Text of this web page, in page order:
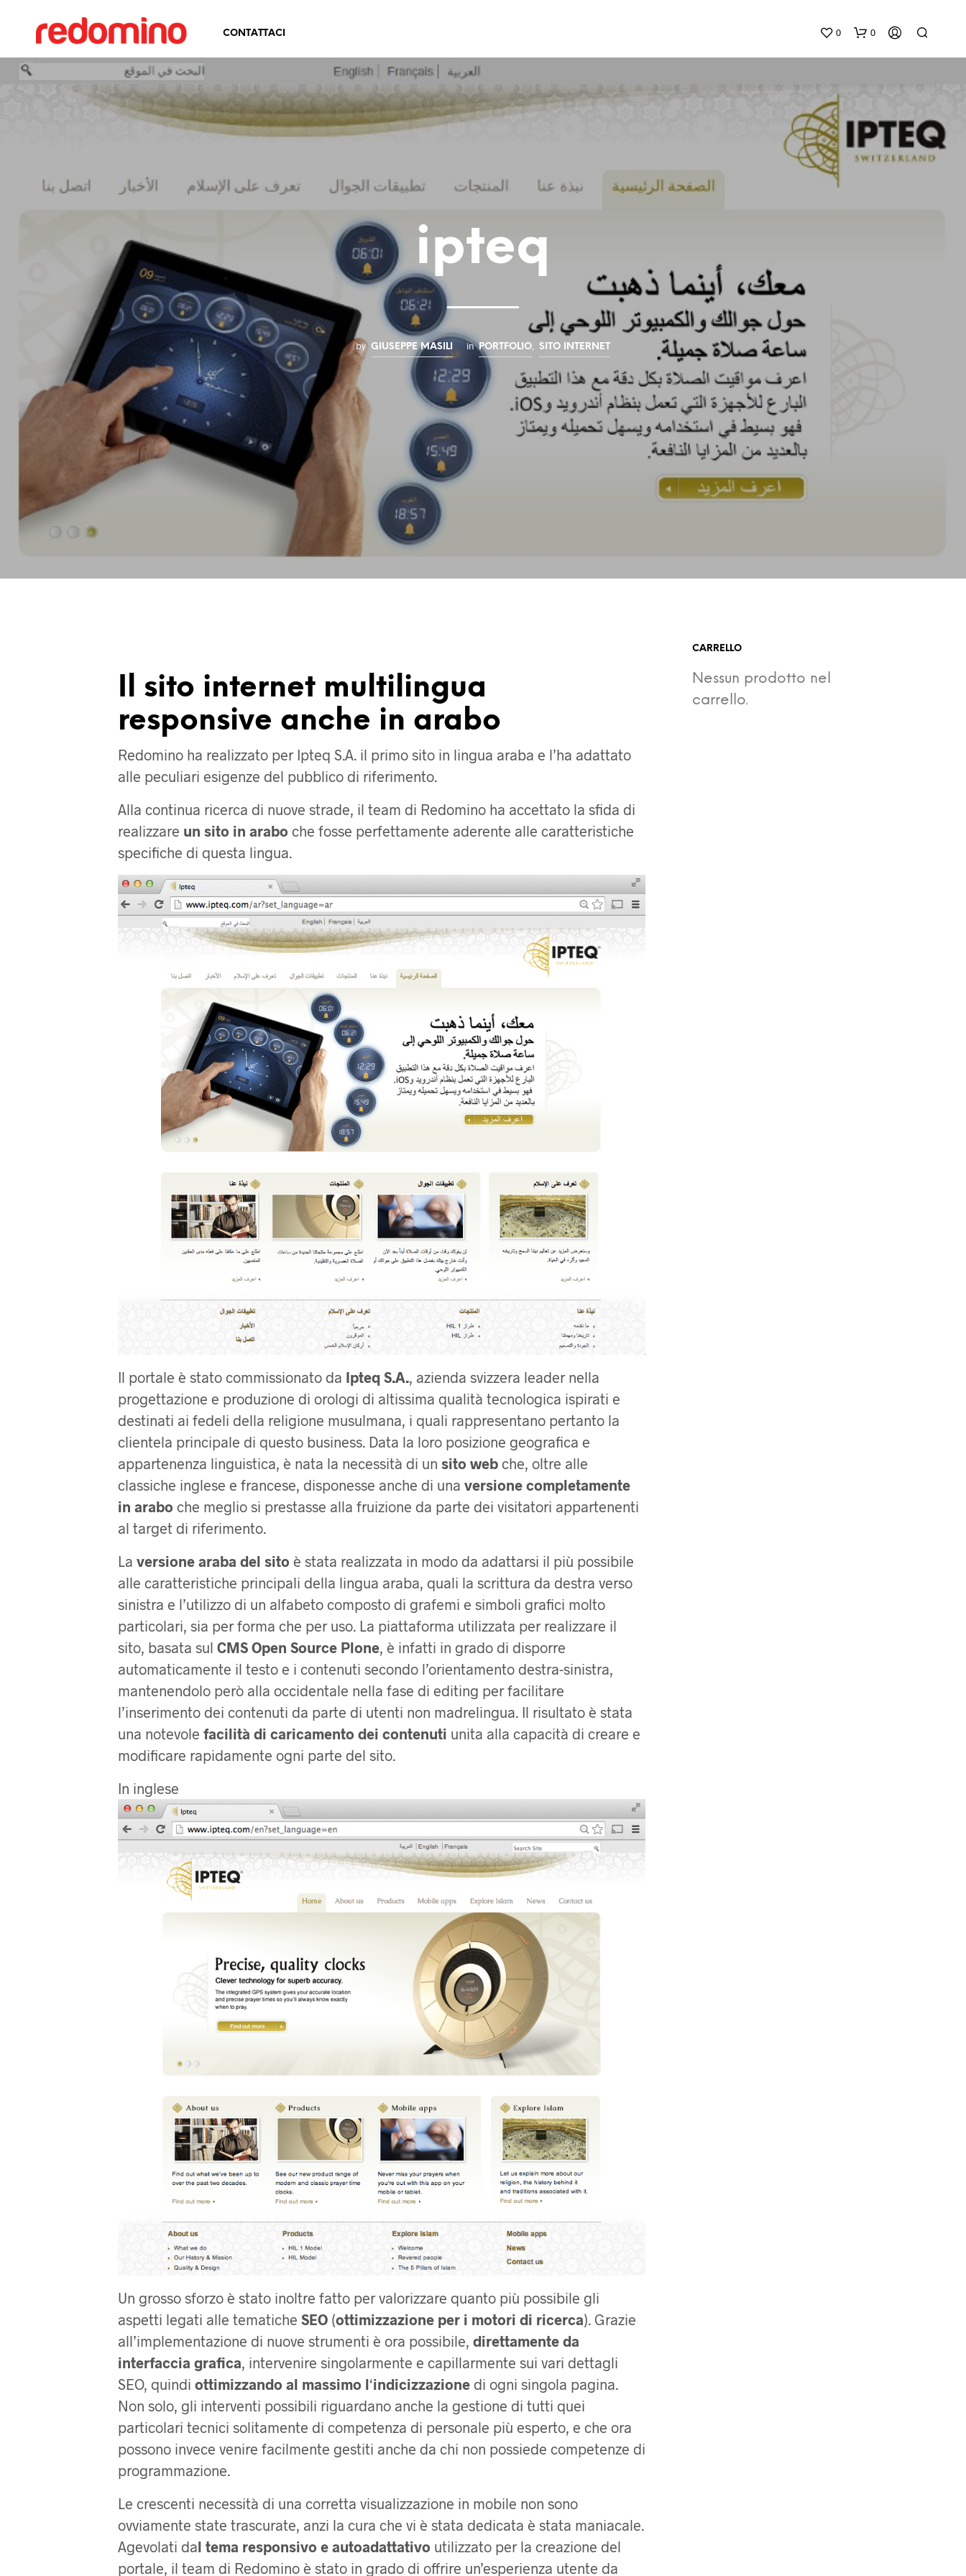
CONTATTACI 0 0
ipteq
by GIUSEPPE MASILI in PORTFOLIO, SITO INTERNET
Il sito internet multilingua
responsive anche in arabo
Redomino ha realizzato per Ipteq S.A. il primo sito in lingua araba e l’ha adattato
alle peculiari esigenze del pubblico di riferimento.
Alla continua ricerca di nuove strade, il team di Redomino ha accettato la sfida di
realizzare un sito in arabo che fosse perfettamente aderente alle caratteristiche
specifiche di questa lingua.
Il portale è stato commissionato da Ipteq S.A., azienda svizzera leader nella
progettazione e produzione di orologi di altissima qualità tecnologica ispirati e
destinati ai fedeli della religione musulmana, i quali rappresentano pertanto la
clientela principale di questo business. Data la loro posizione geografica e
appartenenza linguistica, è nata la necessità di un sito webche, oltre alle
classiche inglese e francese, disponesse anche di una versione completamente
in arabo che meglio si prestasse alla fruizione da parte dei visitatori appartenenti
al target di riferimento.
La versione araba del sito è stata realizzata in modo da adattarsi il più possibile
alle caratteristiche principali della lingua araba, quali la scrittura da destra verso
sinistra e l’utilizzo di un alfabeto composto di grafemi e simboli grafici molto
particolari, sia per forma che per uso. La piattaforma utilizzata per realizzare il
sito, basata sul CMS Open Source Plone, è infatti in grado di disporre
automaticamente il testo e i contenuti secondo l’orientamento destra-sinistra,
mantenendolo però alla occidentale nella fase di editing per facilitare
l’inserimento dei contenuti da parte di utenti non madrelingua. Il risultato è stata
una notevole facilità di caricamento dei contenuti unita alla capacità di creare e
modificare rapidamente ogni parte del sito.
In inglese
Un grosso sforzo è stato inoltre fatto per valorizzare quanto più possibile gli
aspetti legati alle tematiche SEO(ottimizzazione per i motori di ricerca). Grazie
all’implementazione di nuove strumenti è ora possibile, direttamente da
interfaccia grafica, intervenire singolarmente e capillarmente sui vari dettagli
SEO, quindi ottimizzando al massimo l‘indicizzazionedi ogni singola pagina.
Non solo, gli interventi possibili riguardano anche la gestione di tutti quei
particolari tecnici solitamente di competenza di personale più esperto, e che ora
possono invece venire facilmente gestiti anche da chi non possiede competenze di
programmazione.
Le crescenti necessità di una corretta visualizzazione in mobile non sono
ovviamente state trascurate, anzi la cura che vi è stata dedicata è stata maniacale.
Agevolati dal tema responsivo e autoadattativo utilizzato per la creazione del
portale, il team di Redomino è stato in grado di offrire un’esperienza utente da
CARRELLO
Nessun prodotto nel
carrello.